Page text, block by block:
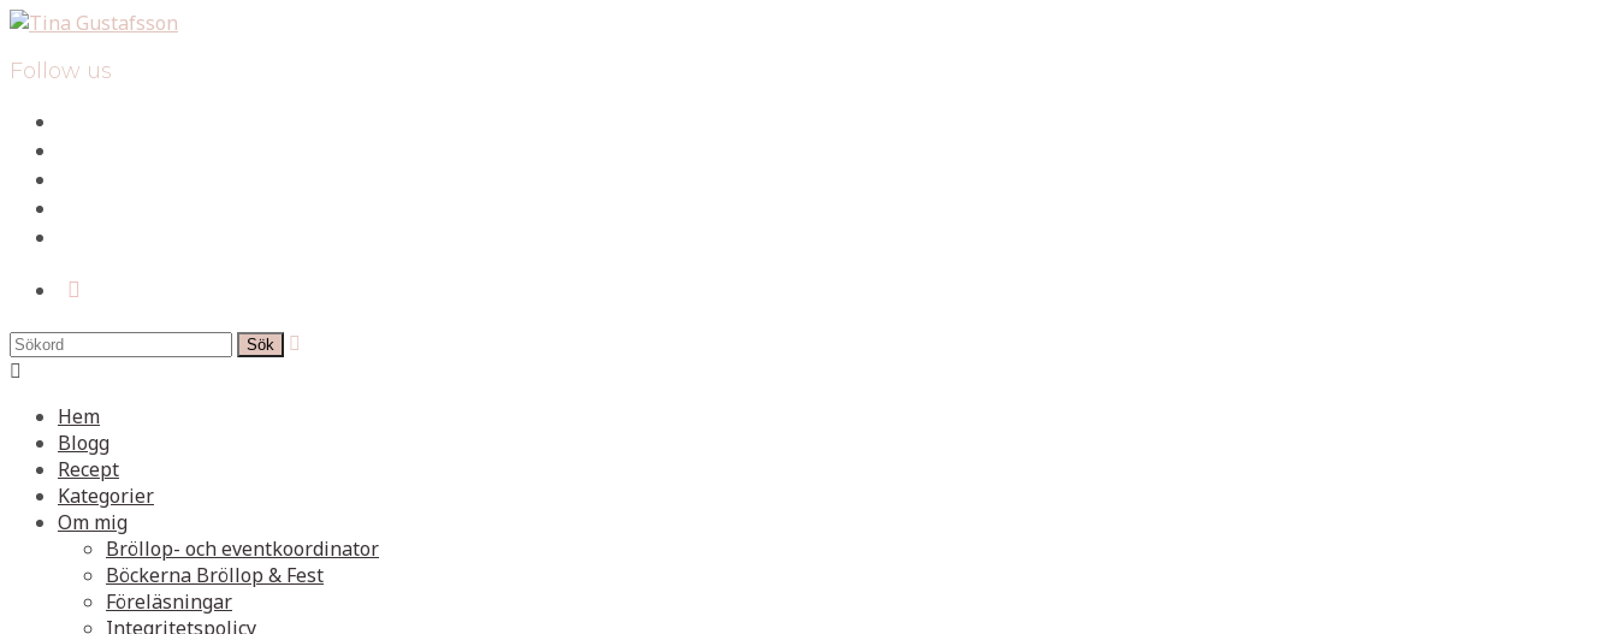
Follow us
search

Hem
Blogg
Recept
Kategorier
Om mig
Bröllop- och eventkoordinator
Böckerna Bröllop & Fest
Föreläsningar
Integritetspolicy